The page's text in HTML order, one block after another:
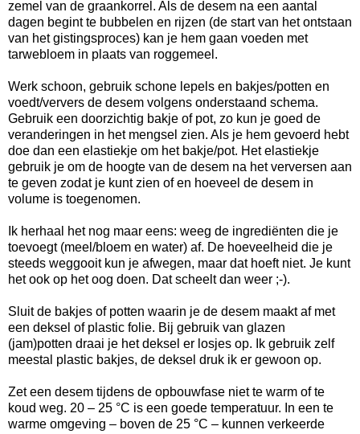
zemel van de graankorrel. Als de desem na een aantal
dagen begint te bubbelen en rijzen (de start van het ontstaan
van het gistingsproces) kan je hem gaan voeden met
tarwebloem in plaats van roggemeel.
Werk schoon, gebruik schone lepels en bakjes/potten en
voedt/ververs de desem volgens onderstaand schema.
Gebruik een doorzichtig bakje of pot, zo kun je goed de
veranderingen in het mengsel zien. Als je hem gevoerd hebt
doe dan een elastiekje om het bakje/pot. Het elastiekje
gebruik je om de hoogte van de desem na het verversen aan
te geven zodat je kunt zien of en hoeveel de desem in
volume is toegenomen.
Ik herhaal het nog maar eens: weeg de ingrediënten die je
toevoegt (meel/bloem en water) af. De hoeveelheid die je
steeds weggooit kun je afwegen, maar dat hoeft niet. Je kunt
het ook op het oog doen. Dat scheelt dan weer ;-).
Sluit de bakjes of potten waarin je de desem maakt af met
een deksel of plastic folie. Bij gebruik van glazen
(jam)potten draai je het deksel er losjes op. Ik gebruik zelf
meestal plastic bakjes, de deksel druk ik er gewoon op.
Zet een desem tijdens de opbouwfase niet te warm of te
koud weg. 20 – 25 °C is een goede temperatuur. In een te
warme omgeving – boven de 25 °C – kunnen verkeerde